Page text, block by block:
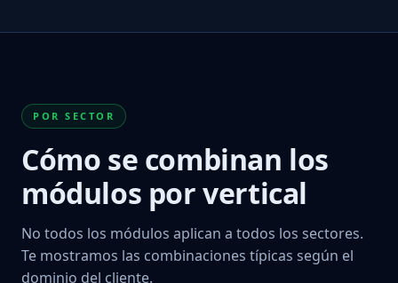
POR SECTOR
Cómo se combinan los
módulos por vertical
No todos los módulos aplican a todos los sectores.
Te mostramos las combinaciones típicas según el
dominio del cliente.